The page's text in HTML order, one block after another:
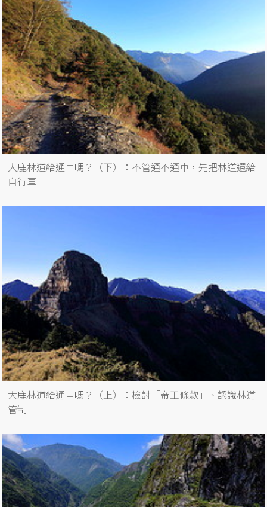
大鹿林道給通車嗎？（下）：不管通不通車，先把林道還給
自行車
大鹿林道給通車嗎？（上）：檢討「帝王條款」、認識林道
管制